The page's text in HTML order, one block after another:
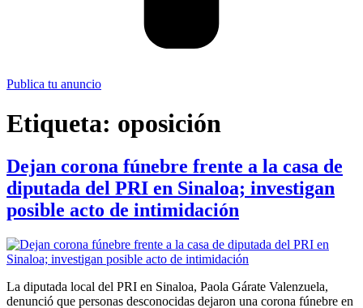
Publica tu anuncio
Etiqueta: oposición
Dejan corona fúnebre frente a la casa de
diputada del PRI en Sinaloa; investigan
posible acto de intimidación
La diputada local del PRI en Sinaloa, Paola Gárate Valenzuela,
denunció que personas desconocidas dejaron una corona fúnebre en